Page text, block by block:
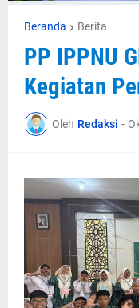
Beranda Berita
PP IPPNU
Kegiatan
Oleh Redaksi -